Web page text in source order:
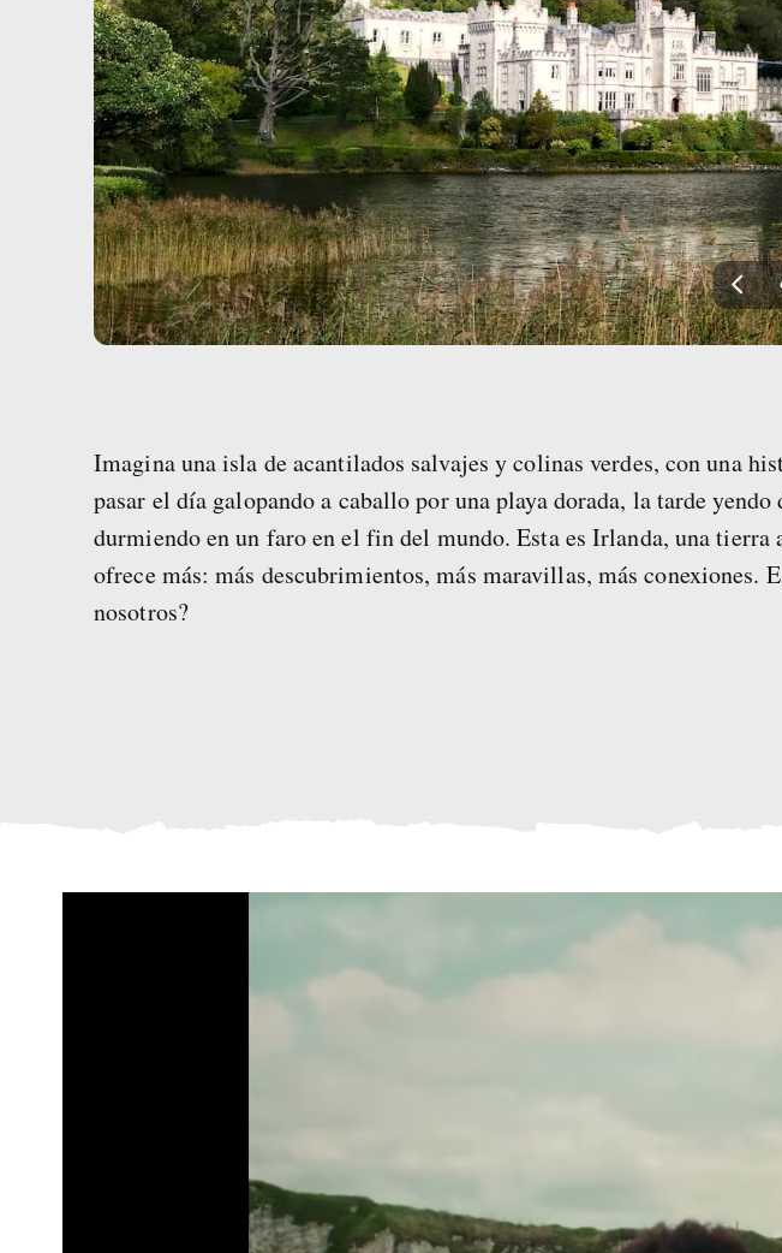
Imagina una isla de acantilados salvajes y colinas verdes, con una
pasar el día galopando a caballo por una playa dorada, la tarde
durmiendo en un faro en el fin del mundo. Esta es Irlanda, una
ofrece más: más descubrimientos, más maravillas, más
nosotros?